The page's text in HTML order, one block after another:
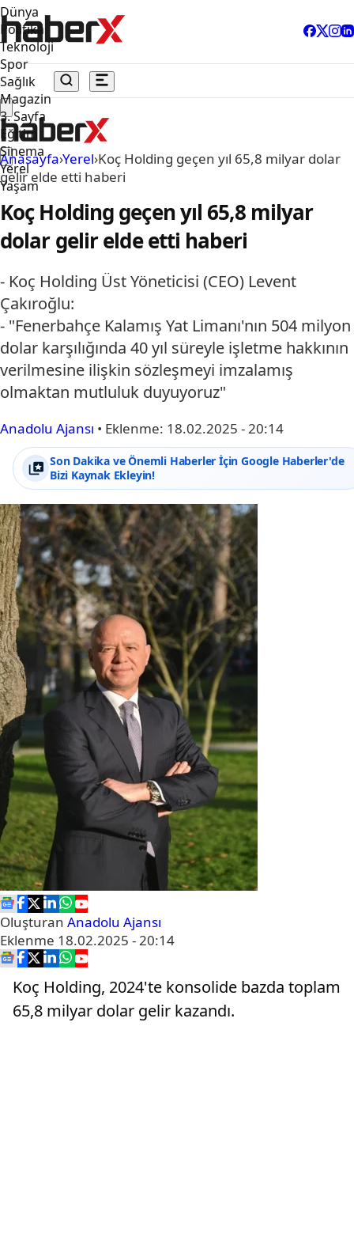
Dünya
Politika
Teknoloji
Spor
Sağlık
Magazin
3. Sayfa
Eğitim
Sinema
Yerel
Yaşam
Anasayfa›Yerel›Koç Holding geçen yıl 65,8 milyar dolar
gelir elde etti haberi
Koç Holding geçen yıl 65,8 milyar
dolar gelir elde etti haberi
- Koç Holding Üst Yöneticisi (CEO) Levent
Çakıroğlu:
- "Fenerbahçe Kalamış Yat Limanı'nın 504 milyon
dolar karşılığında 40 yıl süreyle işletme hakkının
verilmesine ilişkin sözleşmeyi imzalamış
olmaktan mutluluk duyuyoruz"
Anadolu Ajansı • Eklenme: 18.02.2025 - 20:14
Son Dakika ve Önemli Haberler İçin Google Haberler'de
Bizi Kaynak Ekleyin!
Oluşturan Anadolu Ajansı
Eklenme 18.02.2025 - 20:14
Koç Holding, 2024'te konsolide bazda toplam
65,8 milyar dolar gelir kazandı.